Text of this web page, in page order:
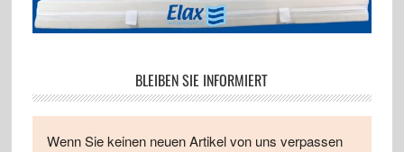
BLEIBEN SIE INFORMIERT
Wenn Sie keinen neuen Artikel von uns verpassen